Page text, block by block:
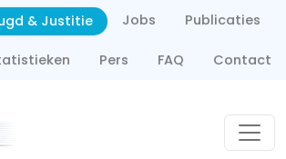
de inhoud gaan
navigation
& Justitie Jobs Publicaties
Pers FAQ Contact